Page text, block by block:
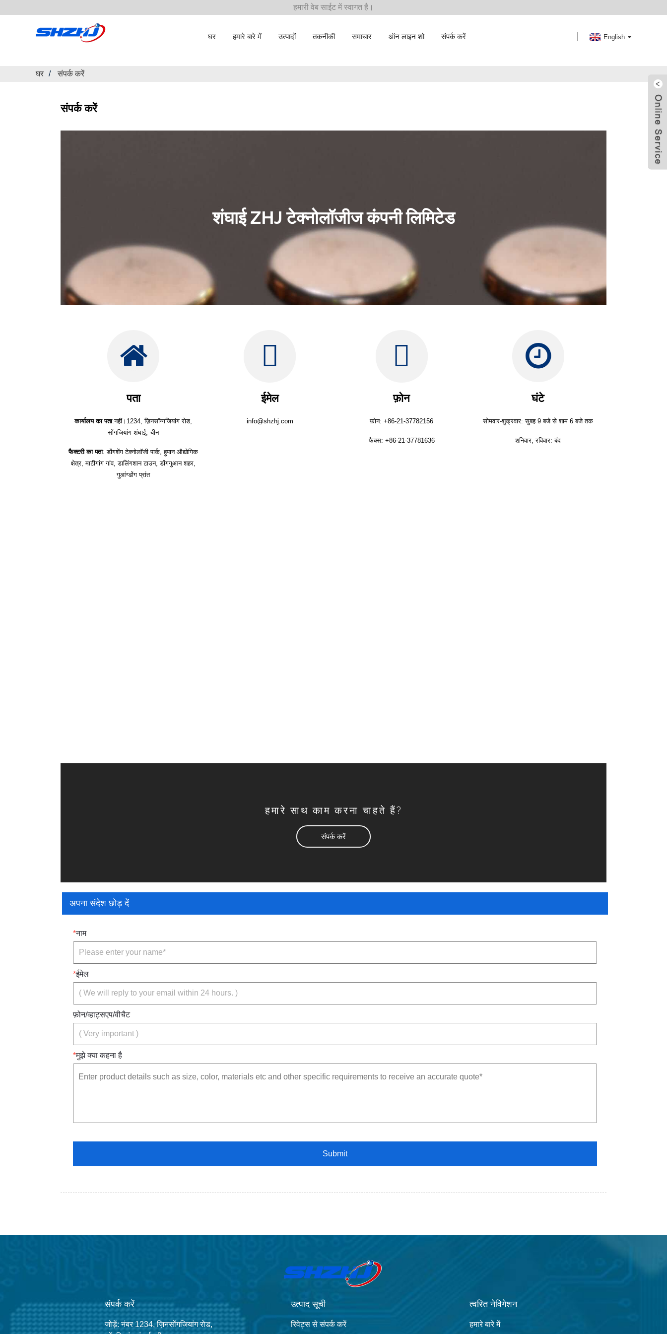
हमारी वेब साईट में स्वागत है।
घर हमारे बारे में उत्पादों तकनीकी समाचार ऑन लाइन शो संपर्क करें English
घर संपर्क करें
संपर्क करें
शंघाई ZHJ टेक्नोलॉजीज कंपनी लिमिटेड
पता
कार्यालय का पता:नहीं।1234, ज़िनसॉन्गजियांग रोड,
सोंगजियांग शंघाई, चीन
फैक्टरी का पता: डोंगशेंग टेक्नोलॉजी पार्क, हुपान औद्योगिक
क्षेत्र, माटीगांग गांव, डालिंगशान टाउन, डोंगगुआन शहर,
गुआंग्डोंग प्रांत
ईमेल
info@shzhj.com
फ़ोन
फ़ोन: +86-21-37782156
फैक्स: +86-21-37781636
घंटे
सोमवार-शुक्रवार: सुबह 9 बजे से शाम 6 बजे तक
शनिवार, रविवार: बंद
हमारे साथ काम करना चाहते हैं?
संपर्क करें
अपना संदेश छोड़ दें
*नाम
*ईमेल
फ़ोन/व्हाट्सएप/वीचैट
*मुझे क्या कहना है
संपर्क करें
जोड़ें: नंबर 1234, ज़िनसोंगजियांग रोड,
उत्पाद सूची
रिवेट्स से संपर्क करें
त्वरित नेविगेशन
हमारे बारे में